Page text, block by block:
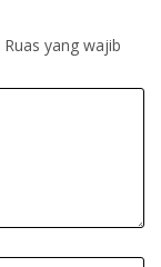
Ruas yang wajib